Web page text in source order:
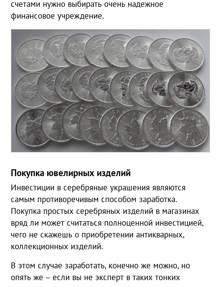
счетами нужно выбирать очень надежное
финансовое учреждение.
Покупка ювелирных изделий
Инвестиции в серебряные украшения являются
самым противоречивым способом заработка.
Покупка простых серебряных изделий в магазинах
вряд ли может считаться полноценной инвестицией,
чего не скажешь о приобретении антикварных,
коллекционных изделий.
В этом случае заработать, конечно же можно, но
опять же – если вы не эксперт в таких тонких